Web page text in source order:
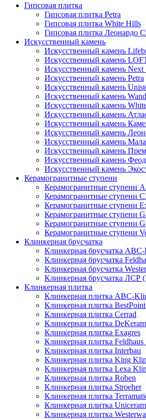
Гипсовая плитка
Гипсовая плитка Petra
Гипсовая плитка White Hills
Гипсовая плитка Леонардо
Искусственный камень
Искусственный камень
Искусственный камень
Искусственный камень Next
Искусственный камень Petra
Искусственный камень
Искусственный камень
Искусственный камень
Искусственный камень
Искусственный камень
Искусственный камень
Искусственный камень
Искусственный камень
Искусственный камень
Искусственный камень
Керамогранитные ступени
Керамогранитные ступени
Керамогранитные ступени
Керамогранитные ступени
Керамогранитные ступени
Керамогранитные ступени
Керамогранитные ступени
Клинкерная брусчатка
Клинкерная брусчатка
Клинкерная брусчатка
Клинкерная брусчатка
Клинкерная брусчатка ЛСР
Клинкерная плитка
Клинкерная плитка ABC-
Клинкерная плитка
Клинкерная плитка Cerrad
Клинкерная плитка
Клинкерная плитка Exagres
Клинкерная плитка
Клинкерная плитка Interbau
Клинкерная плитка King
Клинкерная плитка Lexa
Клинкерная плитка Roben
Клинкерная плитка Stroeher
Клинкерная плитка
Клинкерная плитка
Клинкерная плитка